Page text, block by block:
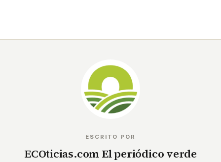
ESCRITO POR
ECOticias.com El periódico verde